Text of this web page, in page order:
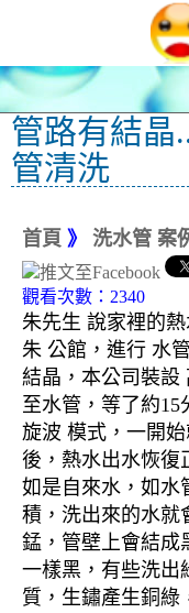
管路有結晶
管清洗
首頁 》 洗水管 案
觀看次數：2340
朱先生 說家裡的
朱 公館，進行 水
結晶，本公司裝設
至水管，等了約
旋波 模式，一開
後，熱水出水恢復
如是自來水，如水
積，洗出來的水就
錳，管壁上會結成
一樣黑，有些洗出
質，生鏽產生銅綠